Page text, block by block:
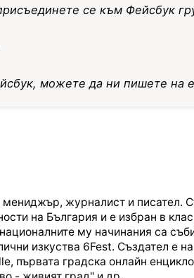
се към Фейсбук
можете да ни пишете на
журналист и писател.
на България и е избран в
му начинания са
изкуства 6Fest. Създател е
първата градска онлайн